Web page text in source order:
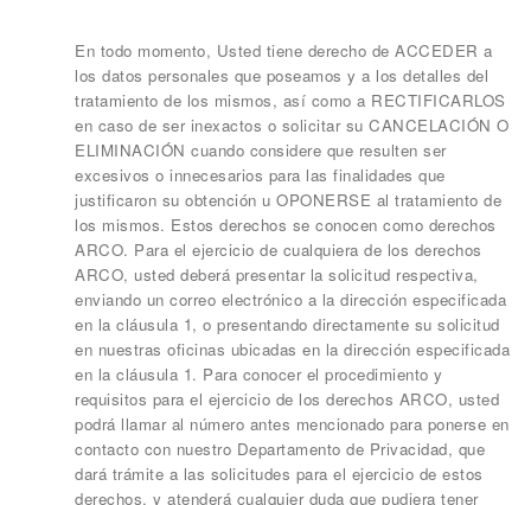
En todo momento, Usted tiene derecho de ACCEDER a
los datos personales que poseamos y a los detalles del
tratamiento de los mismos, así como a RECTIFICARLOS
en caso de ser inexactos o solicitar su CANCELACIÓN O
ELIMINACIÓN cuando considere que resulten ser
excesivos o innecesarios para las finalidades que
justificaron su obtención u OPONERSE al tratamiento de
los mismos. Estos derechos se conocen como derechos
ARCO. Para el ejercicio de cualquiera de los derechos
ARCO, usted deberá presentar la solicitud respectiva,
enviando un correo electrónico a la dirección especificada
en la cláusula 1, o presentando directamente su solicitud
en nuestras oficinas ubicadas en la dirección especificada
en la cláusula 1. Para conocer el procedimiento y
requisitos para el ejercicio de los derechos ARCO, usted
podrá llamar al número antes mencionado para ponerse en
contacto con nuestro Departamento de Privacidad, que
dará trámite a las solicitudes para el ejercicio de estos
derechos, y atenderá cualquier duda que pudiera tener